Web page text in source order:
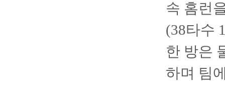
속 홈런
(38타수
한 방은
하며 팀